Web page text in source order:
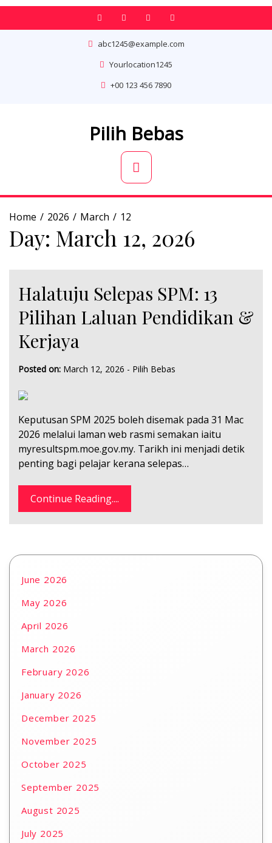
Skip
abc1245@example.com
Yourlocation1245
+00 123 456 7890
Pilih Bebas
Primary
Menu
Home 2026 March 12
Day: March 12, 2026
Halatuju Selepas SPM: 13
Pilihan Laluan Pendidikan &
Kerjaya
Posted on: March 12, 2026 - Pilih Bebas
Keputusan SPM 2025 boleh disemak pada 31 Mac
2026 melalui laman web rasmi semakan iaitu
myresultspm.moe.gov.my. Tarikh ini menjadi detik
penting bagi pelajar kerana selepas…
Continue Reading....
June 2026
May 2026
April 2026
March 2026
February 2026
January 2026
December 2025
November 2025
October 2025
September 2025
August 2025
July 2025